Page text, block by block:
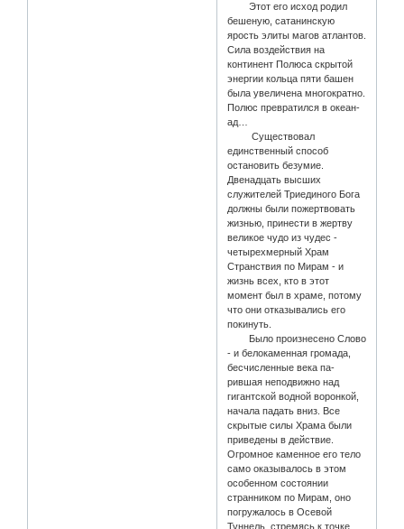
Этот его исход родил
бешеную, сатанинскую
ярость элиты магов атлантов.
Сила воздействия на
континент Полюса скрытой
энергии кольца пяти башен
была увеличена многократно.
Полюс превратился в океан-
ад…
Существовал
единственный способ
остановить безумие.
Двенадцать высших
служителей Триединого Бога
должны были пожертвовать
жизнью, принести в жертву
великое чудо из чудес -
четырехмерный Храм
Странствия по Мирам - и
жизнь всех, кто в этот
момент был в храме, потому
что они отказывались его
покинуть.
Было произнесено Слово
- и белокаменная громада,
бесчисленные века па-
рившая неподвижно над
гигантской водной воронкой,
начала падать вниз. Все
скрытые силы Храма были
приведены в действие.
Огромное каменное его тело
само оказывалось в этом
особенном состоянии
странником по Мирам, оно
погружалось в Осевой
Туннель, стремясь к точке